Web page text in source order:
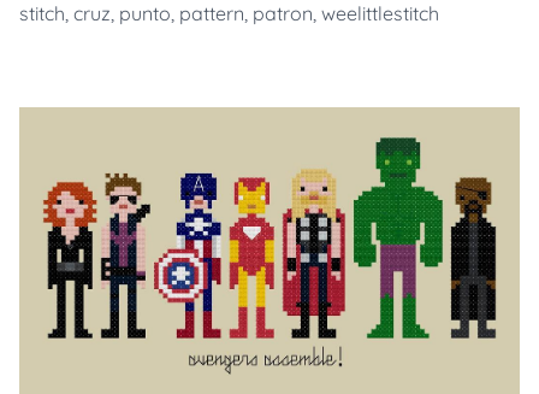
stitch, cruz, punto, pattern, patron, weelittlestitch